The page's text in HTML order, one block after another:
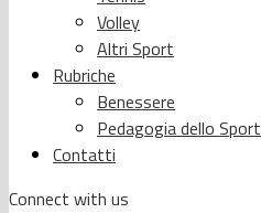
Volley
Altri Sport
Rubriche
Benessere
Pedagogia dello Sport
Contatti
Connect with us